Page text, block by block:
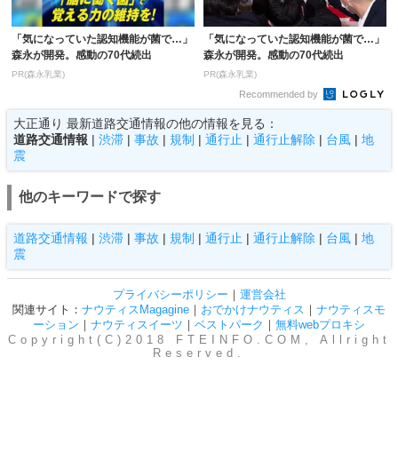
「気になっていた認知機能が菌で…」
森永が開発。感動の70代続出
PR(森永乳業)
「気になっていた認知機能が菌で…」
森永が開発。感動の70代続出
PR(森永乳業)
Recommended by
大正通り 最新道路交通情報の他の情報を見る：
道路交通情報 | 渋滞 | 事故 | 規制 | 通行止 | 通行止解除 | 台風 | 地
震
他のキーワードで探す
道路交通情報 | 渋滞 | 事故 | 規制 | 通行止 | 通行止解除 | 台風 | 地
震
プライバシーポリシー ｜ 運営会社
関連サイト： ナウティスMagagine ｜ おでかけナウティス ｜ ナウティスモ
ーション ｜ ナウティスイーツ ｜ ベストパーク ｜ 無料webプロキシ
Copyright(C)2018 FTEINFO.COM, Allright
Reserved.